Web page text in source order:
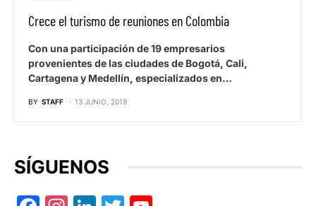
Crece el turismo de reuniones en Colombia
Con una participación de 19 empresarios
provenientes de las ciudades de Bogotá, Cali,
Cartagena y Medellín, especializados en…
BY STAFF 13 JUNIO, 2019
SÍGUENOS